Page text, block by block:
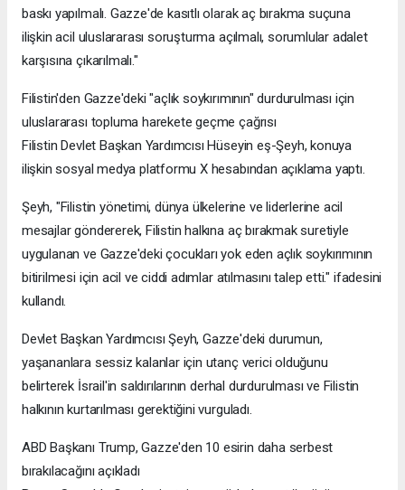
baskı yapılmalı. Gazze'de kasıtlı olarak aç bırakma suçuna
ilişkin acil uluslararası soruşturma açılmalı, sorumlular adalet
karşısına çıkarılmalı."
Filistin'den Gazze'deki "açlık soykırımının" durdurulması için
uluslararası topluma harekete geçme çağrısı
Filistin Devlet Başkan Yardımcısı Hüseyin eş-Şeyh, konuya
ilişkin sosyal medya platformu X hesabından açıklama yaptı.
Şeyh, "Filistin yönetimi, dünya ülkelerine ve liderlerine acil
mesajlar göndererek, Filistin halkına aç bırakmak suretiyle
uygulanan ve Gazze'deki çocukları yok eden açlık soykırımının
bitirilmesi için acil ve ciddi adımlar atılmasını talep etti." ifadesini
kullandı.
Devlet Başkan Yardımcısı Şeyh, Gazze'deki durumun,
yaşananlara sessiz kalanlar için utanç verici olduğunu
belirterek İsrail'in saldırılarının derhal durdurulması ve Filistin
halkının kurtarılması gerektiğini vurguladı.
ABD Başkanı Trump, Gazze'den 10 esirin daha serbest
bırakılacağını açıkladı